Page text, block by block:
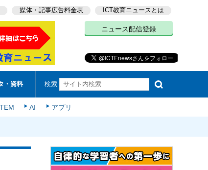
媒体・記事広告料金表 ICT教育ニュースとは
ニュース配信登録
・資料 検索
AI アプリ